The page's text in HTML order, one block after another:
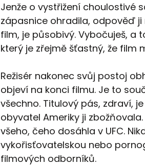
Jenže o vystřižení choulostivé
zápasnice ohradila, odpověď ji
film, je působivý. Vybočuješ, a
který je zřejmě šťastný, že film
Režisér nakonec svůj postoj
objeví na konci filmu. Je to
všechno. Titulový pás, zdraví,
obyvatel Ameriky ji
všeho, čeho dosáhla v UFC.
vykořisťovatelskou nebo
filmových odborníků.